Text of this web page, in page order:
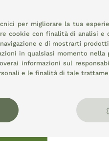
per migliorare la tua
cookie con finalità di analisi e
e di mostrarti
in qualsiasi momento nella
informazioni sul
e le finalità di tale